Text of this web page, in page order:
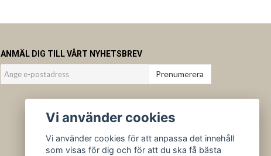
ANMÄL DIG TILL VÅRT NYHETSBREV
Prenumerera
Vi använder cookies
Vi använder cookies för att anpassa det innehåll
som visas för dig och för att du ska få bästa